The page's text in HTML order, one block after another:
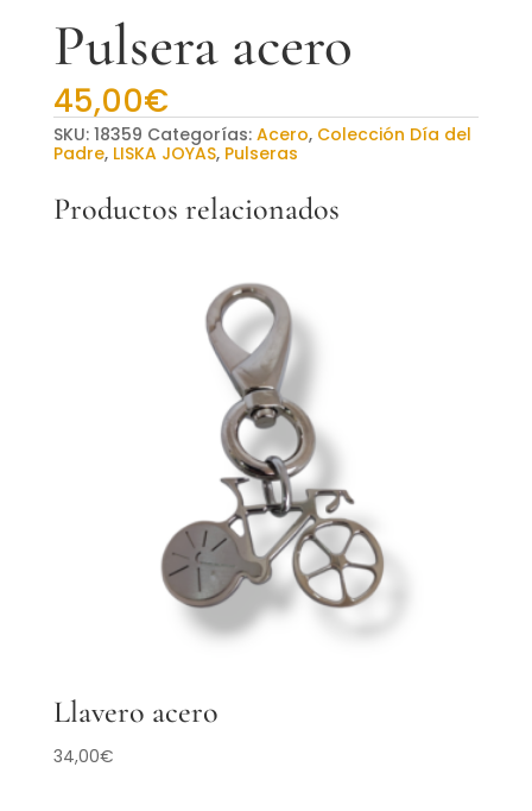
Pulsera acero
45,00€
SKU: 18359 Categorías: Acero, Colección Día del
Padre, LISKA JOYAS, Pulseras
Productos relacionados
Llavero acero
34,00€